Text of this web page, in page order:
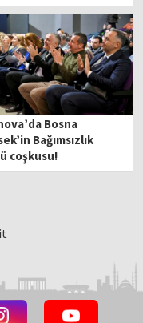
Bosna
Bağımsızlık
coşkusu!